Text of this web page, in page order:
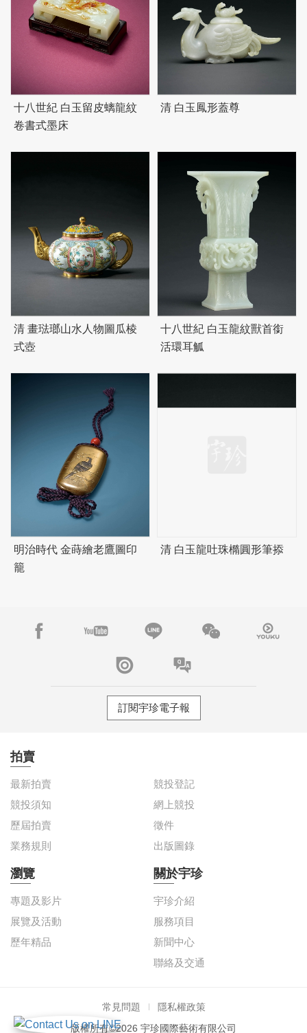
十八世紀 白玉留皮螭龍紋
卷書式墨床
清 白玉鳳形蓋尊
清 畫琺瑯山水人物圖瓜棱
式壺
十八世紀 白玉龍紋獸首銜
活環耳觚
明治時代 金蒔繪老鷹圖印
籠
清 白玉龍吐珠橢圓形筆掭
訂閱宇珍電子報
拍賣
最新拍賣
競投登記
競投須知
網上競投
歷屆拍賣
徵件
業務規則
出版圖錄
瀏覽
專題及影片
展覽及活動
歷年精品
關於宇珍
宇珍介紹
服務項目
新聞中心
聯絡及交通
常見問題
隱私權政策
版權所有©2026 宇珍國際藝術有限公司